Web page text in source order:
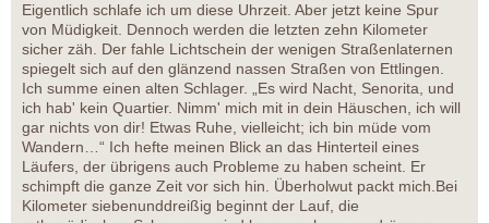
Eigentlich schlafe ich um diese Uhrzeit. Aber jetzt keine Spur
von Müdigkeit. Dennoch werden die letzten zehn Kilometer
sicher zäh. Der fahle Lichtschein der wenigen Straßenlaternen
spiegelt sich auf den glänzend nassen Straßen von Ettlingen.
Ich summe einen alten Schlager. „Es wird Nacht, Senorita, und
ich hab' kein Quartier. Nimm' mich mit in dein Häuschen, ich will
gar nichts von dir! Etwas Ruhe, vielleicht; ich bin müde vom
Wandern…“ Ich hefte meinen Blick an das Hinterteil eines
Läufers, der übrigens auch Probleme zu haben scheint. Er
schimpft die ganze Zeit vor sich hin. Überholwut packt mich.Bei
Kilometer siebenunddreißig beginnt der Lauf, die